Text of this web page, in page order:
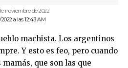
a las 12:43 AM
noviembre de 2022
machista. Los argentinos
Y esto es feo, pero cuando
que son las que